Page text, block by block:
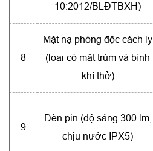
10:2012/BLĐTBXH)
8
Mặt nạ phòng độc cách ly
(loại có mặt trùm và bình
khí thở)
9
Đèn pin (độ sáng 300 lm,
chịu nước IPX5)